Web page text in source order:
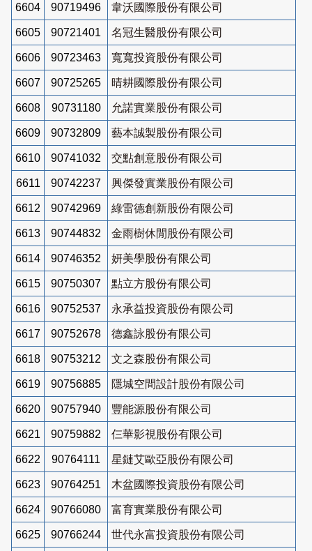
6604 90719496 韋沃國際股份有限公司
6605 90721401 名冠生醫股份有限公司
6606 90723463 寬寬投資股份有限公司
6607 90725265 晴耕國際股份有限公司
6608 90731180 允諾實業股份有限公司
6609 90732809 藝本誠製股份有限公司
6610 90741032 交點創意股份有限公司
6611 90742237 興傑發實業股份有限公司
6612 90742969 綠雷德創新股份有限公司
6613 90744832 金雨樹休閒股份有限公司
6614 90746352 妍美學股份有限公司
6615 90750307 點立方股份有限公司
6616 90752537 永承益投資股份有限公司
6617 90752678 德鑫詠股份有限公司
6618 90753212 文之森股份有限公司
6619 90756885 隱城空間設計股份有限公司
6620 90757940 豐能源股份有限公司
6621 90759882 仨華影視股份有限公司
6622 90764111 星鏈艾歐亞股份有限公司
6623 90764251 木盆國際投資股份有限公司
6624 90766080 富育實業股份有限公司
6625 90766244 世代永富投資股份有限公司